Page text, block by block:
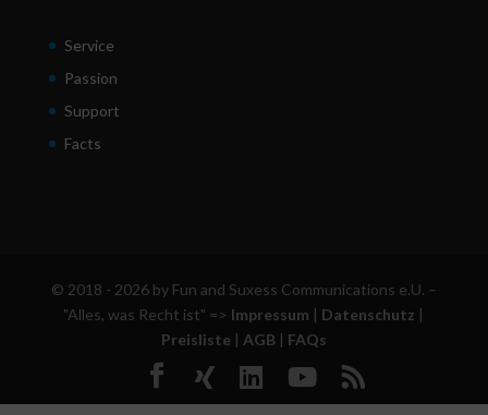
Service
Passion
Support
Facts
© 2018 - 2026 by Fun and Suxess Communications e.U. –
"Alles, was Recht ist" => Impressum | Datenschutz |
Preisliste | AGB| FAQs